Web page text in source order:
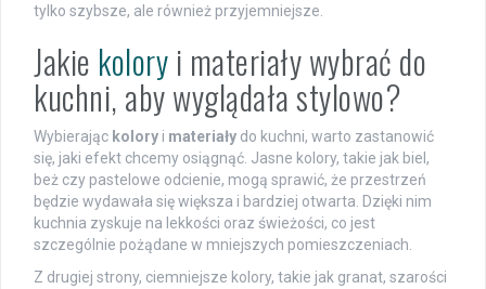
tylko szybsze, ale również przyjemniejsze.
Jakie kolory i materiały wybrać do
kuchni, aby wyglądała stylowo?
Wybierając kolory i materiały do kuchni, warto zastanowić
się, jaki efekt chcemy osiągnąć. Jasne kolory, takie jak biel,
beż czy pastelowe odcienie, mogą sprawić, że przestrzeń
będzie wydawała się większa i bardziej otwarta. Dzięki nim
kuchnia zyskuje na lekkości oraz świeżości, co jest
szczególnie pożądane w mniejszych pomieszczeniach.
Z drugiej strony, ciemniejsze kolory, takie jak granat, szarości